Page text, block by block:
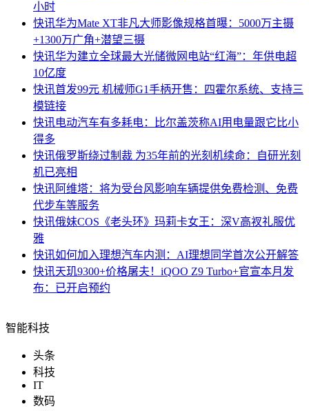
小时
快讯华为Mate XT非凡大师影像规格首曝：5000万主摄
+1300万广角+潜望三摄
快讯华为建立全球最大光储微网电站“红海”：年供电超
10亿度
快讯首发99元 机械师G1手柄开售：四霍尔系统、支持三
模链接
快讯电动汽车有多耗电：比尔盖茨称AI用电量跟它比小
得多
快讯俄罗斯绕过制裁 为35年前的光刻机续命：自研光刻
机已亮相
快讯阿维塔：将为受台风影响车辆提供免费检测、免费
代步车等服务
快讯俄妹COS《老头环》玛莉卡女王：深V高衩礼服优
雅
快讯如何加入理想汽车内测：AI理想同学首次公开解答
快讯天玑9300+价格屠夫！iQOO Z9 Turbo+官宣本月发
布：已开启预约
智能科技
头条
科技
IT
数码